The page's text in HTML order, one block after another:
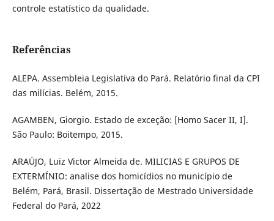
controle estatístico da qualidade.
Referências
ALEPA. Assembleia Legislativa do Pará. Relatório final da CPI
das milícias. Belém, 2015.
AGAMBEN, Giorgio. Estado de exceção: [Homo Sacer II, I].
São Paulo: Boitempo, 2015.
ARAÚJO, Luiz Victor Almeida de. MILICIAS E GRUPOS DE
EXTERMÍNIO: analise dos homicídios no município de
Belém, Pará, Brasil. Dissertação de Mestrado Universidade
Federal do Pará, 2022